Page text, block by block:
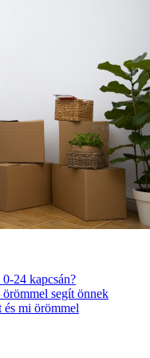
24 kapcsán?
segít önnek
mi örömmel